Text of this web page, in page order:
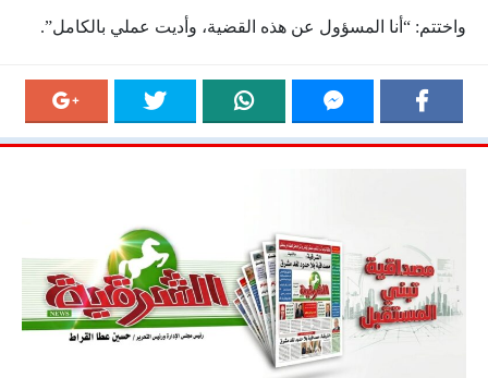
واختتم: “أنا المسؤول عن هذه القضية، وأديت عملي بالكامل”.